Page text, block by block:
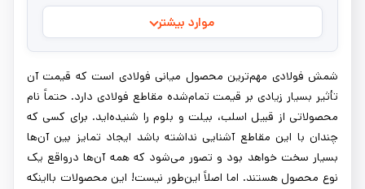
موارد بیشتر
شمش فولادی مهم‌ترین محصول میانی فولادی است که قیمت آن
تأثیر بسیار زیادی بر قیمت تمام‌شده مقاطع فولادی دارد. حتماً نام
محصولاتی از قبیل اسلب، بیلت و بلوم را شنیده‌اید. برای کسی که
چندان با این مقاطع آشنایی نداشته باشد ایجاد تمایز بین آن‌ها
بسیار سخت خواهد بود و تصور می‌شود که همه آن‌ها درواقع یک
نوع محصول هستند. اما اصلاً این‌طور نیست! این محصولات بااینکه